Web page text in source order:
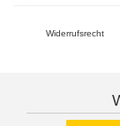
Widerrufsrecht